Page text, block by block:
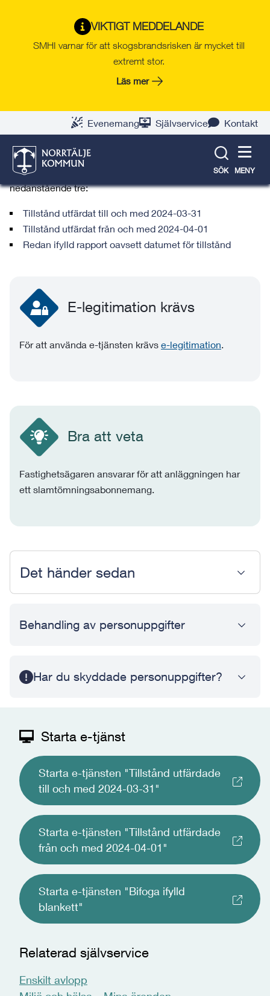
VIKTIGT MEDDELANDE
SMHI varnar för att skogsbrandsrisken är mycket till
extremt stor.
Läs mer
Evenemang Självservice Kontakt
SÖK MENY
Entreprenörsrapport för enskilt
avlopp
Här skickar du in din entreprenörsrapport till
Välj rätt e-tjänst
Du kan antingen fylla in din rapport direkt i en e-tjänst
eller bifoga en redan ifylld blankett. Välj en av
nedanstående tre:
Tillstånd utfärdat till och med 2024-03-31
Tillstånd utfärdat från och med 2024-04-01
Redan ifylld rapport oavsett datumet för tillstånd
E-legitimation krävs
För att använda e-tjänsten krävs e-legitimation.
Bra att veta
Fastighetsägaren ansvarar för att anläggningen har
ett slamtömningsabonnemang.
Det händer sedan
Behandling av personuppgifter
Har du skyddade personuppgifter?
Starta e-tjänst
Starta e-tjänsten "Tillstånd utfärdade
till och med 2024-03-31"
Starta e-tjänsten "Tillstånd utfärdade
från och med 2024-04-01"
Starta e-tjänsten "Bifoga ifylld
blankett"
Relaterad självservice
Enskilt avlopp